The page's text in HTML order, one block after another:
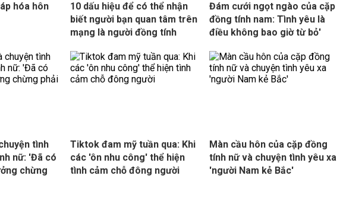
hóa hôn
10 dấu hiệu để có thể nhận
biết người bạn quan tâm trên
mạng là người đồng tính
Đám cưới ngọt ngào của cặp
đồng tính nam: Tình yêu là
điều không bao giờ từ bỏ'
tình
nữ: 'Đã có
chừng
Tiktok đam mỹ tuần qua: Khi
các 'ôn nhu công' thể hiện
tình cảm chỗ đông người
Màn cầu hôn của cặp đồng
tính nữ và chuyện tình yêu xa
'người Nam kẻ Bắc'